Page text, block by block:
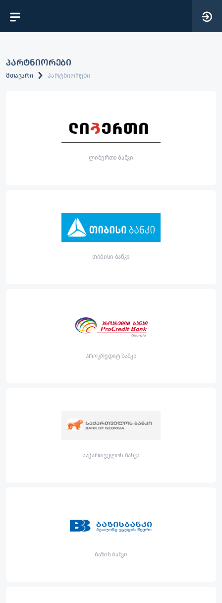
პარტნიორები
მთავარი პარტნიორები
ლიბერთი ბანკი
თიბისი ბანკი
პროკრედიტ ბანკი
საქართველოს ბანკი
ბაზის ბანკი